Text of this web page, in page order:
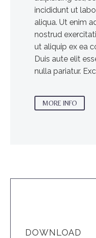
incididunt ut
aliqua. Ut enim
nostrud
ut aliquip ex ea
Duis aute elit
nulla pariatur.
MORE INFO
DOWNLOAD